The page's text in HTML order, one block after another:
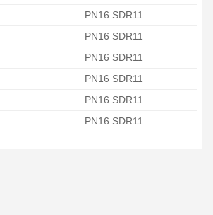
PN16 SDR11
PN16 SDR11
PN16 SDR11
PN16 SDR11
PN16 SDR11
PN16 SDR11